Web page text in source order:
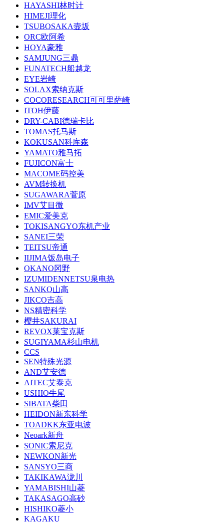
HAYASHI林时计
HIMEJI理化
TSUBOSAKA壸坂
ORC欧阿希
HOYA豪雅
SAMJUNG三鼎
FUNATECH船越龙
EYE岩崎
SOLAX索纳克斯
COCORESEARCH可可里萨崎
ITOH伊藤
DRY-CABI德瑞卡比
TOMAS托马斯
KOKUSAN科库森
YAMATO雅马拓
FUJICON富士
MACOME码控美
AVM转换机
SUGAWARA菅原
IMV艾目微
EMIC爱美克
TOKISANGYO东机产业
SANEI三荣
TEITSU帝通
IIJIMA饭岛电子
OKANO冈野
IZUMIDENNETSU泉电热
SANKO山高
JIKCO吉高
NS精密科学
樱井SAKURAI
REVOX莱宝克斯
SUGIYAMA杉山电机
CCS
SEN特殊光源
AND艾安德
AITEC艾泰克
USHIO牛尾
SIBATA柴田
HEIDON新东科学
TOADKK东亚电波
Neoark新舟
SONIC索尼克
NEWKON新光
SANSYO三商
TAKIKAWA泷川
YAMABISHI山菱
TAKASAGO高砂
HISHIKO菱小
KAGAKU